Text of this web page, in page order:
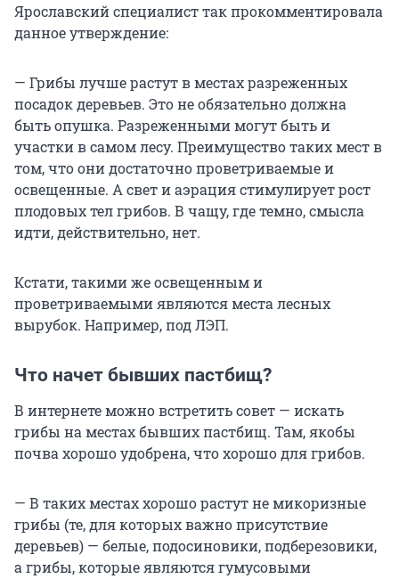
Ярославский специалист так прокомментировала
данное утверждение:
— Грибы лучше растут в местах разреженных
посадок деревьев. Это не обязательно должна
быть опушка. Разреженными могут быть и
участки в самом лесу. Преимущество таких мест в
том, что они достаточно проветриваемые и
освещенные. А свет и аэрация стимулирует рост
плодовых тел грибов. В чащу, где темно, смысла
идти, действительно, нет.
Кстати, такими же освещенным и
проветриваемыми являются места лесных
вырубок. Например, под ЛЭП.
Что начет бывших пастбищ?
В интернете можно встретить совет — искать
грибы на местах бывших пастбищ. Там, якобы
почва хорошо удобрена, что хорошо для грибов.
— В таких местах хорошо растут не микоризные
грибы (те, для которых важно присутствие
деревьев) — белые, подосиновики, подберезовики,
а грибы, которые являются гумусовыми